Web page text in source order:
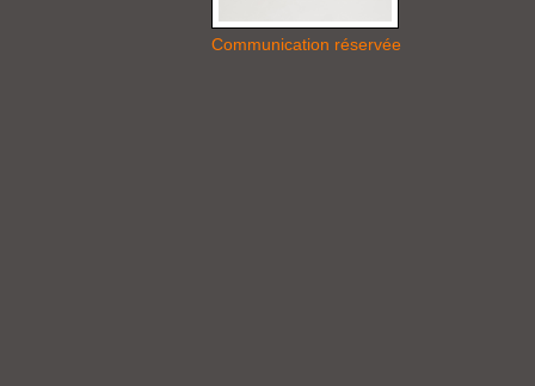
Communication réservée